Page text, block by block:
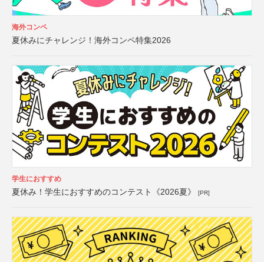
海外コンペ
夏休みにチャレンジ！海外コンペ特集2026
学生におすすめ
夏休み！学生におすすめのコンテスト《2026夏》 [PR]